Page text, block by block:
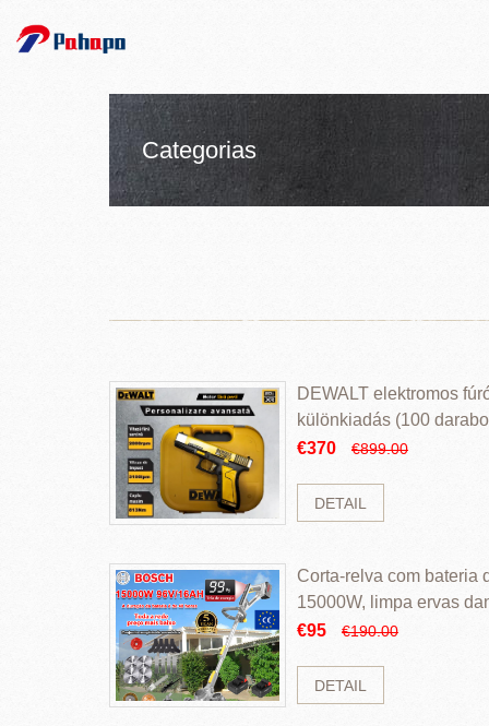
Categorias
DEWALT elektromos
különkiadás (100
€370
€899.00
DETAIL
Corta-relva com bateria
15000W, limpa ervas
rapidamente
€95 €190.00
DETAIL